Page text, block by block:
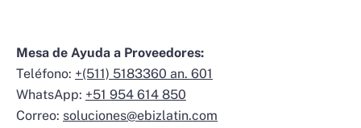
Mesa de Ayuda a Proveedores:
Teléfono: +(511) 5183360 an. 601
WhatsApp: +51 954 614 850
Correo: soluciones@ebizlatin.com